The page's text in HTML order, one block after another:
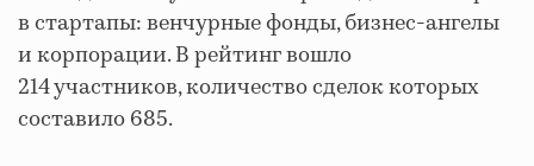
в стартапы: венчурные фонды, бизнес-ангелы
и корпорации. В рейтинг вошло
214 участников, количество сделок которых
составило 685.